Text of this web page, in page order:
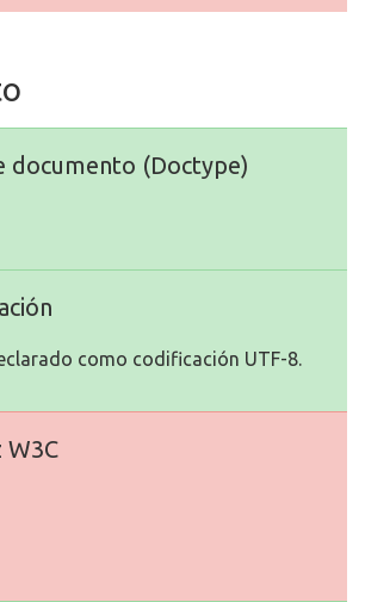
documento (Doctype)
como codificación UTF-8.
W3C